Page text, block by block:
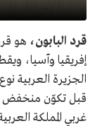
قرد البابون، هو
إفريقيا وآسيا،
الجزيرة العربية
قبل تكوّن منخفض
غربي المملكة